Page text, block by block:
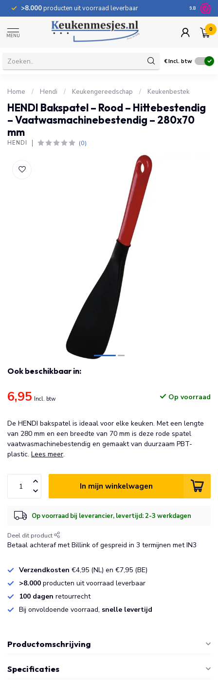
>8.000producten uit voorraad leverbaar 100
9.8
MENU
0
€Incl. btw
Home / Hendi / Keukengereedschap / Keukenbestek
HENDI Bakspatel – Rood – Hittebestendig
– Vaatwasmachinebestendig – 280x70
mm
HENDI (0)
Ook beschikbaar in:
6,95 Incl. btw Op voorraad
De HENDI bakspatel is ideaal voor elke keuken. Met een lengte
van 280 mm en een breedte van 70 mm is deze rode spatel
vaatwasmachinebestendig en gemaakt van duurzaam PBT-
plastic. Lees meer.
In mijn winkelwagen
Op voorraad bij leverancier, levertijd: 2-3 werkdagen
Deel dit product
Betaal achteraf met Billink of gespreid in 3 termijnen met IN3
Verzendkosten €4,95 (NL) en €7,95 (BE)
>8.000 producten uit voorraad leverbaar
100 dagen retourrecht
Bij onvoldoende voorraad, snelle levertijd
Productomschrijving
Specificaties